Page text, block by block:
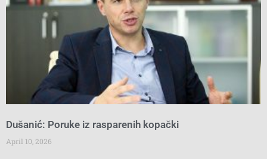
Dušanić: Poruke iz rasparenih kopački
April 10, 2026